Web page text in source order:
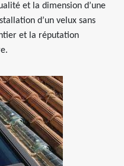
et la dimension d’une
d’un velux sans
et la réputation